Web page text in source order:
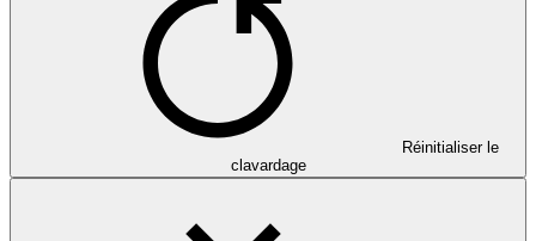
Réinitialiser le
clavardage